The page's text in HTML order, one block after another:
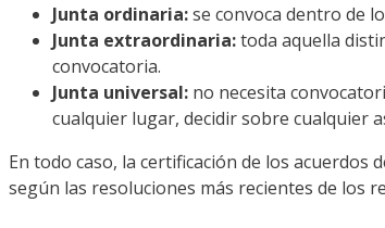
Junta ordinaria:se convoca dentro de
Junta extraordinaria:toda aquella
convocatoria.
Junta universal: no necesita
cualquier lugar, decidir sobre cualquier
En todo caso, la certificación de los
según las resoluciones más recientes de los